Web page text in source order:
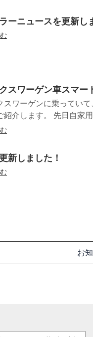
ーニュースを更新し
スワーゲン車スマー
スワーゲンに乗ってい
紹介します。 先日自家
新しました！
お